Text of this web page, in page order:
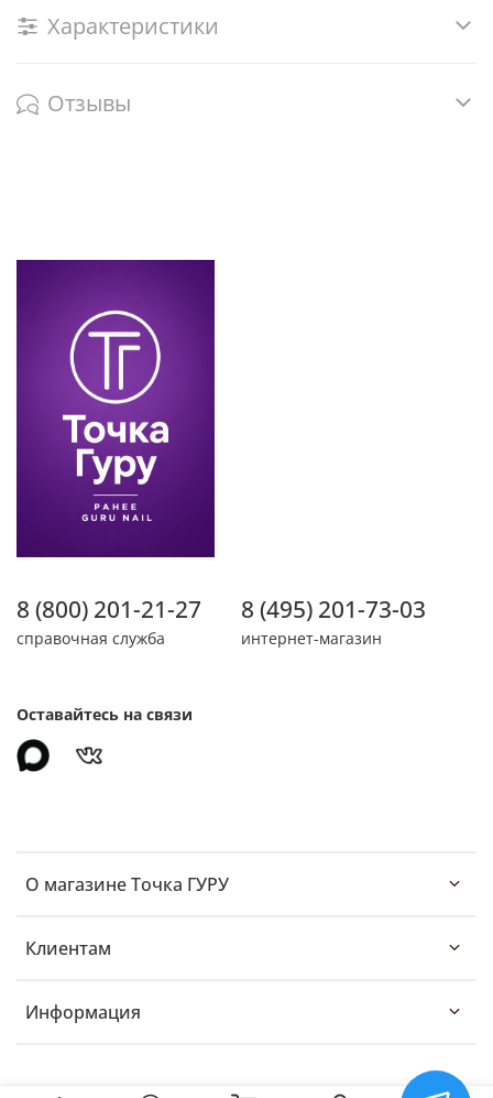
Характеристики
Отзывы
О магазине Точка ГУРУ
Клиентам
Информация
8 (800) 201-21-27
справочная служба
8 (495) 201-73-03
интернет-магазин
Оставайтесь на связи